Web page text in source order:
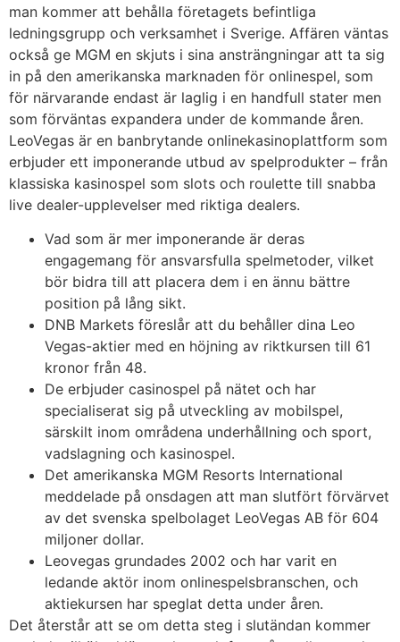
man kommer att behålla företagets befintliga
ledningsgrupp och verksamhet i Sverige. Affären väntas
också ge MGM en skjuts i sina ansträngningar att ta sig
in på den amerikanska marknaden för onlinespel, som
för närvarande endast är laglig i en handfull stater men
som förväntas expandera under de kommande åren.
LeoVegas är en banbrytande onlinekasinoplattform som
erbjuder ett imponerande utbud av spelprodukter – från
klassiska kasinospel som slots och roulette till snabba
live dealer-upplevelser med riktiga dealers.
Vad som är mer imponerande är deras
engagemang för ansvarsfulla spelmetoder, vilket
bör bidra till att placera dem i en ännu bättre
position på lång sikt.
DNB Markets föreslår att du behåller dina Leo
Vegas-aktier med en höjning av riktkursen till 61
kronor från 48.
De erbjuder casinospel på nätet och har
specialiserat sig på utveckling av mobilspel,
särskilt inom områdena underhållning och sport,
vadslagning och kasinospel.
Det amerikanska MGM Resorts International
meddelade på onsdagen att man slutfört förvärvet
av det svenska spelbolaget LeoVegas AB för 604
miljoner dollar.
Leovegas grundades 2002 och har varit en
ledande aktör inom onlinespelsbranschen, och
aktiekursen har speglat detta under åren.
Det återstår att se om detta steg i slutändan kommer